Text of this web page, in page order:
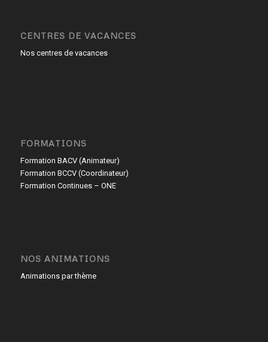
CENTRES DE VACANCES
Nos centres de vacances
FORMATIONS
Formation BACV (Animateur)
Formation BCCV (Coordinateur)
Formation Continues – ONE
NOS ANIMATIONS
Animations par thème